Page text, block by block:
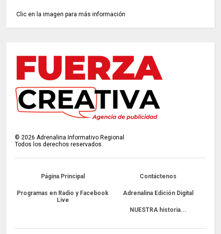
Clic en la imagen para más información
© 2026 Adrenalina Informativo Regional
Todos los derechos reservados.
Página Principal Contáctenos
Programas en Radio y Facebook
Live
Adrenalina Edición Digital
NUESTRA historia...